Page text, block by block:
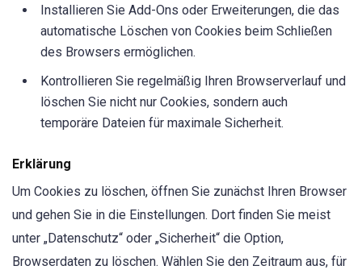
Installieren Sie Add-Ons oder Erweiterungen, die das
automatische Löschen von Cookies beim Schließen
des Browsers ermöglichen.
Kontrollieren Sie regelmäßig Ihren Browserverlauf und
löschen Sie nicht nur Cookies, sondern auch
temporäre Dateien für maximale Sicherheit.
Erklärung
Um Cookies zu löschen, öffnen Sie zunächst Ihren Browser
und gehen Sie in die Einstellungen. Dort finden Sie meist
unter „Datenschutz“ oder „Sicherheit“ die Option,
Browserdaten zu löschen. Wählen Sie den Zeitraum aus, für